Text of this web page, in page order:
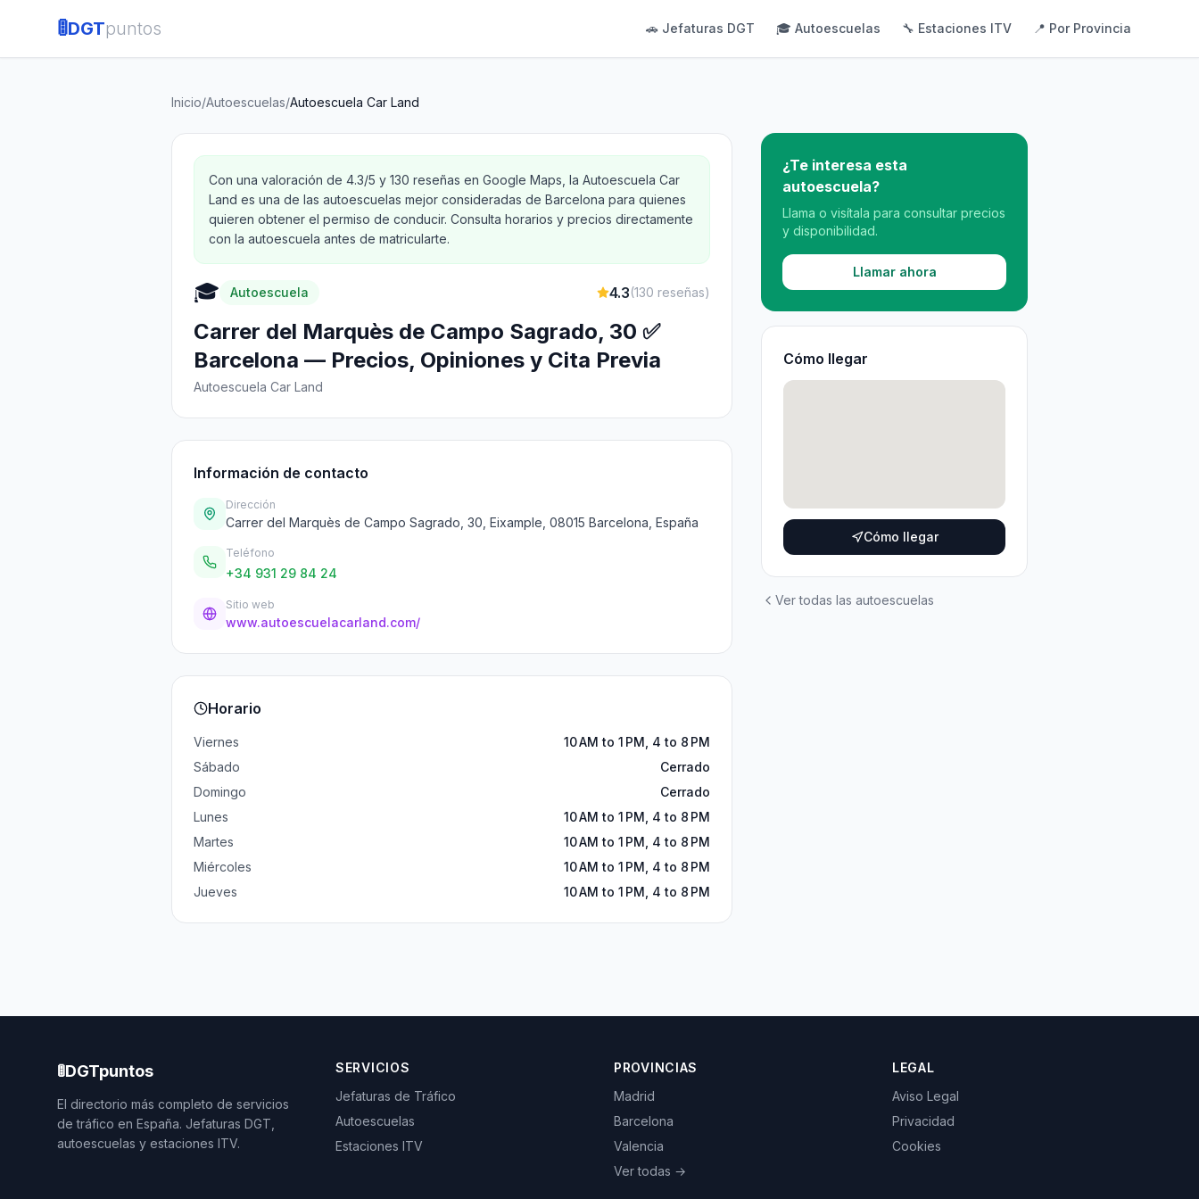
🚦DGTpuntos 🚗 Jefaturas DGT 🎓 Autoescuelas 🔧 Estaciones ITV 📍 Por Provincia
Inicio/Autoescuelas/Autoescuela Car Land
Con una valoración de 4.3/5 y 130 reseñas en Google Maps, la Autoescuela Car
Land es una de las autoescuelas mejor consideradas de Barcelona para quienes
quieren obtener el permiso de conducir. Consulta horarios y precios directamente
con la autoescuela antes de matricularte.
🎓 Autoescuela 4.3(130 reseñas)
Carrer del Marquès de Campo Sagrado, 30 ✅
Barcelona — Precios, Opiniones y Cita Previa
Autoescuela Car Land
Información de contacto
Dirección
Carrer del Marquès de Campo Sagrado, 30, Eixample, 08015 Barcelona, España
Teléfono
+34 931 29 84 24
Sitio web
www.autoescuelacarland.com/
Horario
Viernes
10 AM to 1 PM, 4 to 8 PM
Sábado
Cerrado
Domingo
Cerrado
Lunes
10 AM to 1 PM, 4 to 8 PM
Martes
10 AM to 1 PM, 4 to 8 PM
Miércoles
10 AM to 1 PM, 4 to 8 PM
Jueves
10 AM to 1 PM, 4 to 8 PM
¿Te interesa esta
autoescuela?
Llama o visítala para consultar precios
y disponibilidad.
Llamar ahora
Cómo llegar
Cómo llegar
Ver todas las autoescuelas
🚦DGTpuntos
El directorio más completo de servicios
de tráfico en España. Jefaturas DGT,
autoescuelas y estaciones ITV.
SERVICIOS
Jefaturas de Tráfico
Autoescuelas
Estaciones ITV
PROVINCIAS
Madrid
Barcelona
Valencia
Ver todas →
LEGAL
Aviso Legal
Privacidad
Cookies